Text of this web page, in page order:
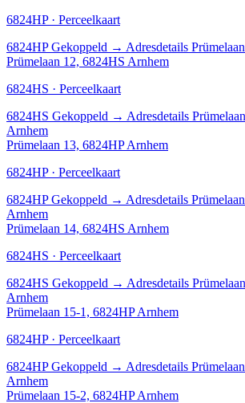
6824HP · Perceelkaart
6824HP Gekoppeld → Adresdetails
Prümelaan 12, 6824HS Arnhem
6824HS · Perceelkaart
6824HS Gekoppeld → Adresdetails
Arnhem
Prümelaan 13, 6824HP Arnhem
6824HP · Perceelkaart
6824HP Gekoppeld → Adresdetails
Arnhem
Prümelaan 14, 6824HS Arnhem
6824HS · Perceelkaart
6824HS Gekoppeld → Adresdetails
Arnhem
Prümelaan 15-1, 6824HP Arnhem
6824HP · Perceelkaart
6824HP Gekoppeld → Adresdetails
Arnhem
Prümelaan 15-2, 6824HP Arnhem